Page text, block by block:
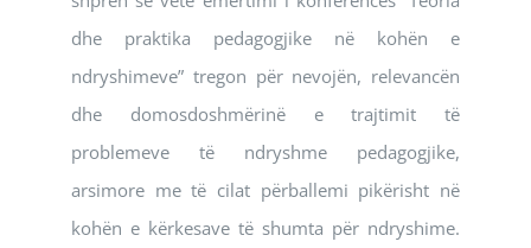
dhe praktika pedagogjike në kohën e
ndryshimeve” tregon për nevojën, relevancën
dhe domosdoshmërinë e trajtimit të
problemeve të ndryshme pedagogjike,
arsimore me të cilat përballemi pikërisht në
kohën e kërkesave të shumta për ndryshime.